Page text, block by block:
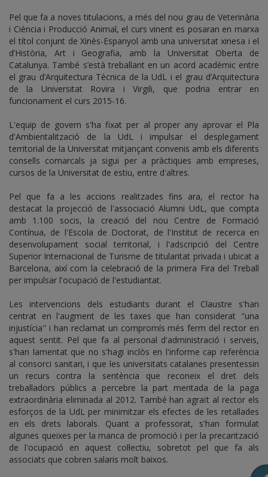
Pel que fa a noves titulacions, a més del nou grau de Veterinària
i Ciència i Producció Animal, el curs vinent es posaran en marxa
el títol conjunt de Xinès-Espanyol amb una universitat xinesa i el
d’Història, Art i Geografia, amb la Universitat Oberta de
Catalunya. També s’està treballant en un acord acadèmic entre
el grau d’Arquitectura Tècnica de la UdL i el grau d’Arquitectura
de la Universitat Rovira i Virgili, que podria entrar en
funcionament el curs 2015-16.
L'equip de govern s'ha fixat per al proper any aprovar el Pla
d'Ambientalització de la UdL i impulsar el desplegament
territorial de la Universitat mitjançant convenis amb els diferents
consells comarcals ja sigui per a pràctiques amb empreses,
cursos de la Universitat de estiu, entre d'altres.
Pel que fa a les accions realitzades fins ara, el rector ha
destacat la projecció de l'associació Alumni UdL, que compta
amb 1.100 socis, la creació del nou Centre de Formació
Contínua, de l'Escola de Doctorat, de l'Institut de recerca en
desenvolupament social territorial, i l'adscripció del Centre
Superior Internacional de Turisme de titularitat privada i ubicat a
Barcelona, així com la celebració de la primera Fira del Treball
per impulsar l'ocupació de l'estudiantat.
Les intervencions dels estudiants durant el Claustre s'han
centrat en l'augment de les taxes que han considerat "una
injustícia" i han reclamat un compromís més ferm del rector en
aquest sentit. Pel que fa al personal d'administració i serveis,
s'han lamentat que no s'hagi inclòs en l'informe cap referència
al consorci sanitari, i que les universitats catalanes presentessin
un recurs contra la sentència que reconeix el dret dels
treballadors públics a percebre la part meritada de la paga
extraordinària eliminada al 2012. També han agraït al rector els
esforços de la UdL per minimitzar els efectes de les retallades
en els drets laborals. Quant a professorat, s'han formulat
algunes queixes per la manca de promoció i per la precarització
de l'ocupació en aquest col·lectiu, sobretot pel que fa als
associats que cobren salaris molt baixos.